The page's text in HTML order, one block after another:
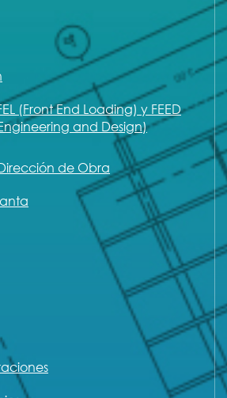
(Front End Loading) y FEED
and Design)
de Obra